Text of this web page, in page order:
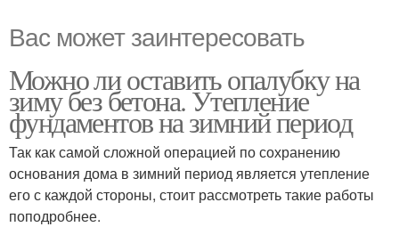
Вас может заинтересовать
Можно ли оставить опалубку на
зиму без бетона. Утепление
фундаментов на зимний период
Так как самой сложной операцией по сохранению
основания дома в зимний период является утепление
его с каждой стороны, стоит рассмотреть такие работы
поподробнее.